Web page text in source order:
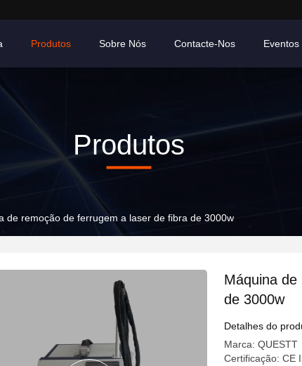
Produtos Sobre Nós Contacte-Nos Eventos
Produtos
de remoção de ferrugem a laser de fibra de 3000w
Máquina
de 3000w
Detalhes do
Marca: QUESTT
Certificação: CE